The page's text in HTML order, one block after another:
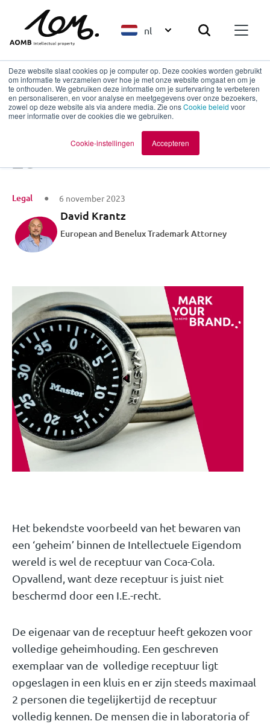
Deze website slaat cookies op je computer op. Deze cookies worden gebruikt
om informatie te verzamelen over hoe je met onze website omgaat en om je
te onthouden. We gebruiken deze informatie om je surfervaring te verbeteren
en personaliseren, en voor analyse en meetgegevens over onze bezoekers,
zowel op deze website als via andere media. Zie onsCookie beleid voor
meer informatie over de cookies die we gebruiken.
Cookie-instellingen Accepteren
nl
Terug naar overzicht
Geheimhouden doe je
zo
Legal 6 november 2023
David Krantz
European and Benelux Trademark Attorney
Het bekendste voorbeeld van het bewaren van
een ‘geheim’ binnen de Intellectuele Eigendom
wereld is wel de receptuur van Coca-Cola.
Opvallend, want deze receptuur is juist niet
beschermd door een I.E.-recht.
De eigenaar van de receptuur heeft gekozen voor
volledige geheimhouding. Een geschreven
exemplaar van de volledige receptuur ligt
opgeslagen in een kluis en er zijn steeds maximaal
2 personen die tegelijkertijd de receptuur
volledig kennen. De mensen die in laboratoria of